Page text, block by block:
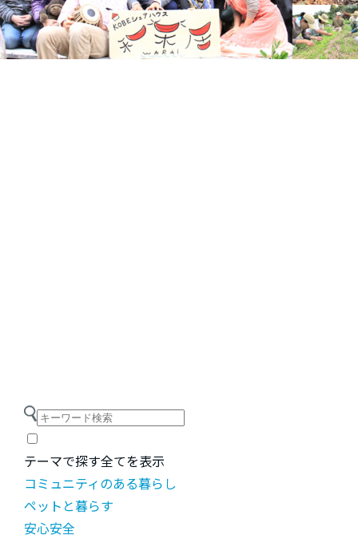
テーマで探す全てを表示
コミュニティのある暮らし
ペットと暮らす
安心安全